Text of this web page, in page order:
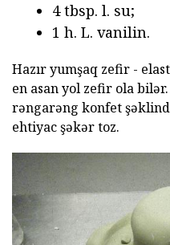
4 tbsp. l. su;
1 h. L. vanilin.
Hazır yumşaq zefir -
en asan yol zefir ola
rəngarəng konfet
ehtiyac şəkər toz.